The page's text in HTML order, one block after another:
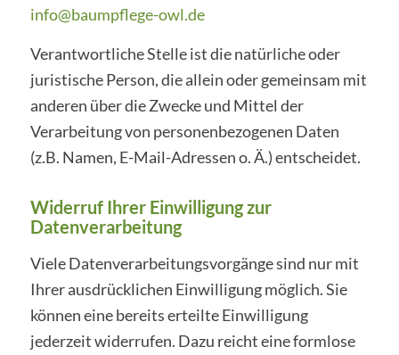
info@baumpflege-owl.de
Verantwortliche Stelle ist die natürliche oder
juristische Person, die allein oder gemeinsam mit
anderen über die Zwecke und Mittel der
Verarbeitung von personenbezogenen Daten
(z.B. Namen, E-Mail-Adressen o. Ä.) entscheidet.
Widerruf Ihrer Einwilligung zur
Datenverarbeitung
Viele Datenverarbeitungsvorgänge sind nur mit
Ihrer ausdrücklichen Einwilligung möglich. Sie
können eine bereits erteilte Einwilligung
jederzeit widerrufen. Dazu reicht eine formlose